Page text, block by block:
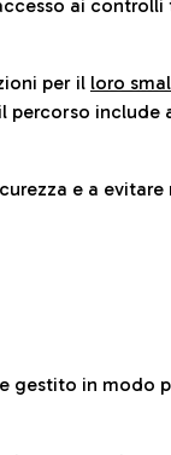
ai
per il loro
percorso include
e a
gestito in modo